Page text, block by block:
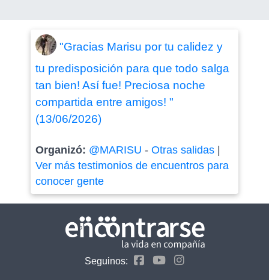
"Gracias Marisu por tu calidez y
tu predisposición para que todo salga
tan bien! Así fue! Preciosa noche
compartida entre amigos! "
(13/06/2026)
Organizó: @MARISU - Otras salidas|
Ver más testimonios de encuentros para
conocer gente
Seguinos: